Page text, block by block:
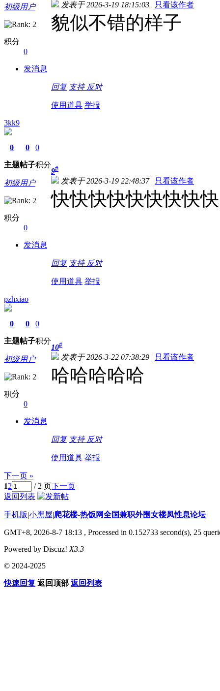
初级用户
积分
0
发消息
发表于 2026-3-19 18:15:03 | 只看该作者
貌似不错的样子
回复 支持 反对
使用道具 举报
3kk9
0
主题
0
帖子
0
积分
初级用户
积分
0
发消息
9#
发表于 2026-3-19 22:48:37 | 只看该作者
快快快快快快快快快
回复 支持 反对
使用道具 举报
pzhxiao
0
主题
0
帖子
0
积分
初级用户
积分
0
发消息
10#
发表于 2026-3-22 07:38:29 | 只看该作者
哈哈哈哈哈
回复 支持 反对
使用道具 举报
下一页 »
12 / 2 页下一页
返回列表
手机版|小黑屋|爬花楼-热饭网全国兼职外围女楼凤性息论坛
GMT+8, 2026-8-7 18:13 , Processed in 0.152733 second(s), 25
Powered by Discuz! X3.3
© 2024-2025
快速回复 返回顶部 返回列表